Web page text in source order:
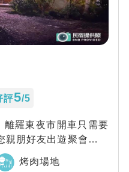
評5/5
羅東夜市開車只需要
朋好友出遊聚會的第
烤肉場地